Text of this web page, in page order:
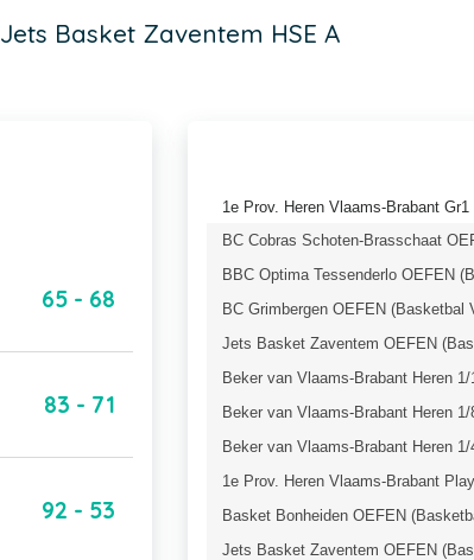
Jets Basket Zaventem HSE A
65 - 68
83 - 71
92 - 53
1e Prov. Heren Vlaams-Brabant
BC Cobras Schoten-Brasschaat
BBC Optima Tessenderlo OEFEN
BC Grimbergen OEFEN (Basketbal
Jets Basket Zaventem OEFEN
Beker van Vlaams-Brabant Heren
Beker van Vlaams-Brabant Heren
Beker van Vlaams-Brabant Heren
1e Prov. Heren Vlaams-Brabant
Basket Bonheiden OEFEN
Jets Basket Zaventem OEFEN